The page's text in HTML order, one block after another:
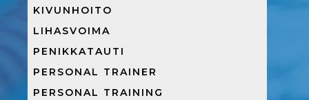
KIVUNHOITO
LIHASVOIMA
PENIKKATAUTI
PERSONAL TRAINER
PERSONAL TRAINING